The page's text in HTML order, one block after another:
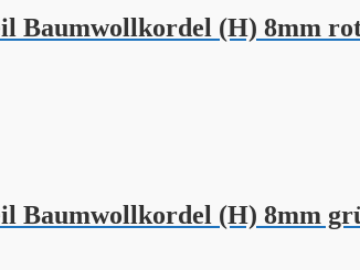
Baumwollkordel (H) 8mm
Baumwollkordel (H) 8mm